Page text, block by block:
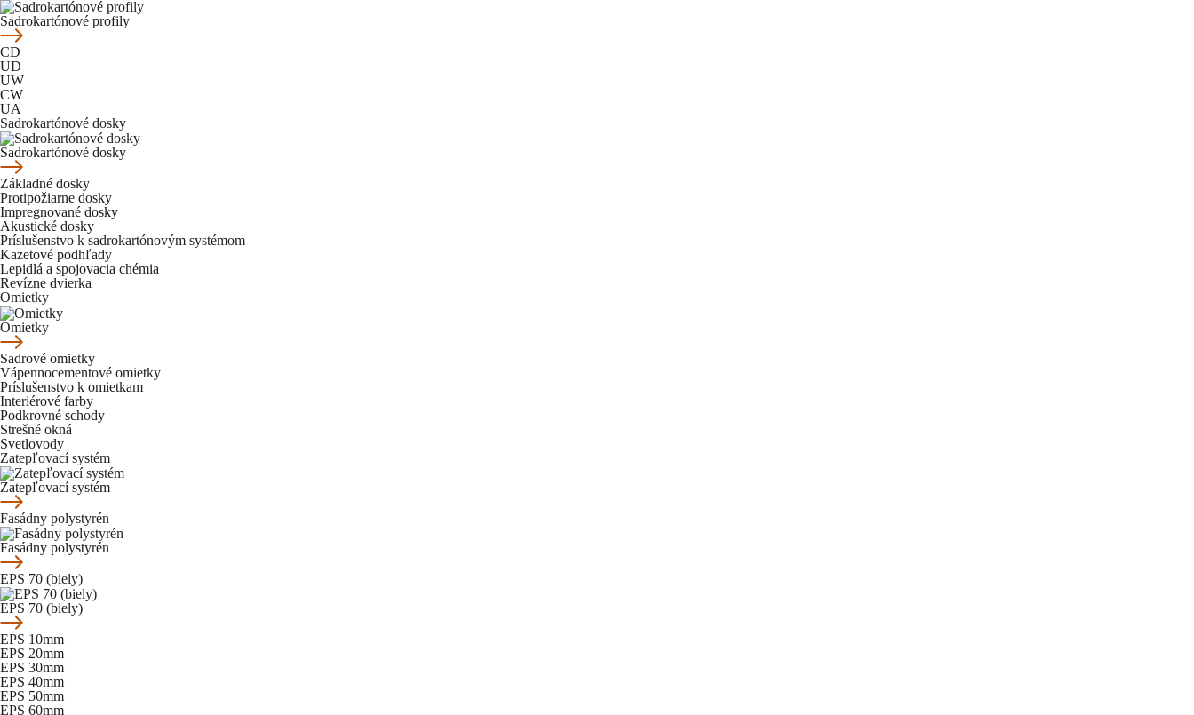
Sadrokartónové profily
CD
UD
UW
CW
UA
Sadrokartónové dosky
Sadrokartónové dosky
Základné dosky
Protipožiarne dosky
Impregnované dosky
Akustické dosky
Príslušenstvo k sadrokartónovým systémom
Kazetové podhľady
Lepidlá a spojovacia chémia
Revízne dvierka
Omietky
Omietky
Sadrové omietky
Vápennocementové omietky
Príslušenstvo k omietkam
Interiérové farby
Podkrovné schody
Strešné okná
Svetlovody
Zatepľovací systém
Zatepľovací systém
Fasádny polystyrén
Fasádny polystyrén
EPS 70 (biely)
EPS 70 (biely)
EPS 10mm
EPS 20mm
EPS 30mm
EPS 40mm
EPS 50mm
EPS 60mm